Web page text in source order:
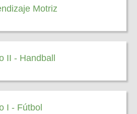
Motriz
II - Handball
I - Fútbol